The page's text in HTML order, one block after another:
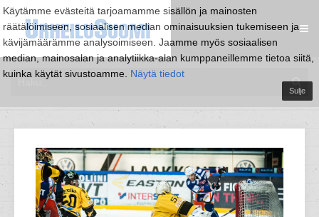
Käytämme evästeitä tarjoamamme sisällön ja mainosten
räätälöimiseen, sosiaalisen median ominaisuuksien tukemiseen ja
kävijämäärämme analysoimiseen. Jaamme myös sosiaalisen
median, mainosalan ja analytiikka-alan kumppaneillemme tietoa siitä,
kuinka käytät sivustoamme. Näytä tiedot
Sulje